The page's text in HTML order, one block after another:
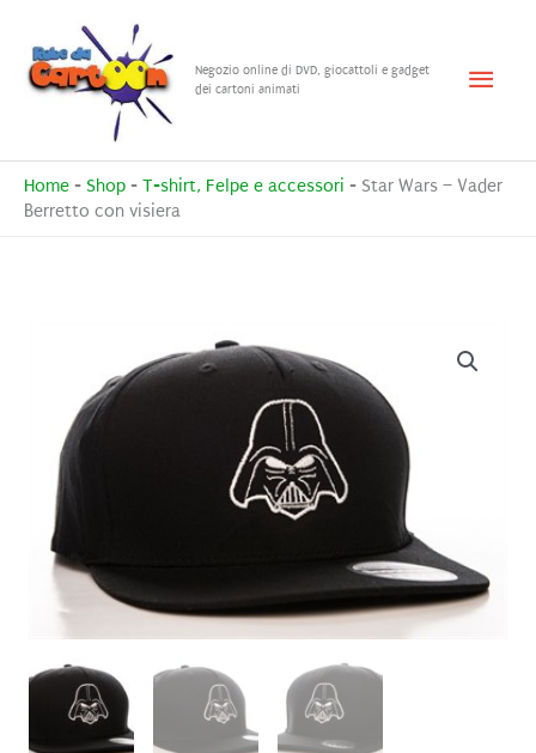
contenuto
Negozio online di DVD, giocattoli e gadget
dei cartoni animati
Menu
Home - Shop - T-shirt, Felpe e accessori - Star Wars – Vader
Berretto con visiera